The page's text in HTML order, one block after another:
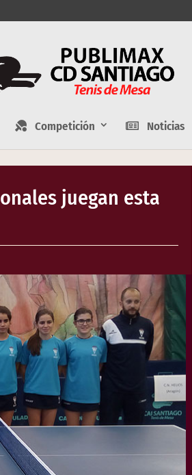
Competición Noticias
juegan esta